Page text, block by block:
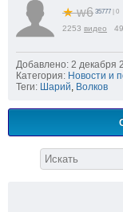
★w6 35777 | 0
2253 видео
Добавлено: 2 декабря
Категория: Новости и
Теги: Шарий, Волков